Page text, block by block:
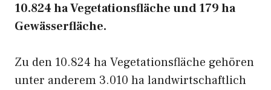
10.824 ha Vegetationsfläche und 179 ha
Gewässerfläche.
Zu den 10.824 ha Vegetationsfläche gehören
unter anderem 3.010 ha landwirtschaftlich